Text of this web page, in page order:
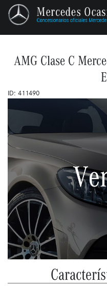
AMG Clase C
ID: 411490